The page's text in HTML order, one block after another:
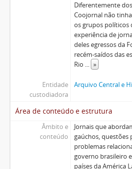
Diferentemente
Coojornal não
os grupos políticos
experiência de
deles egressos da
recém-saídos das
Rio ... »
Entidade
custodiadora
Arquivo Central e
Área de conteúdo e estrutura
Âmbito e
conteúdo
Jornais que
gaúchos,
problemas
governo brasileiro
países da América